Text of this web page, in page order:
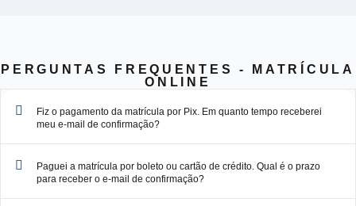
PERGUNTAS FREQUENTES - MATRÍCULA
ONLINE
Fiz o pagamento da matrícula por Pix. Em quanto tempo receberei
meu e-mail de confirmação?
Paguei a matrícula por boleto ou cartão de crédito. Qual é o prazo
para receber o e-mail de confirmação?